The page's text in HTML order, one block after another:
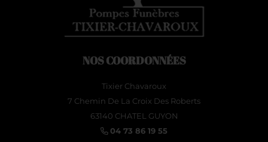
NOS COORDONNÉES
Tixier Chavaroux
7 Chemin De La Croix Des Roberts
63140 CHATEL GUYON
04 73 86 19 55